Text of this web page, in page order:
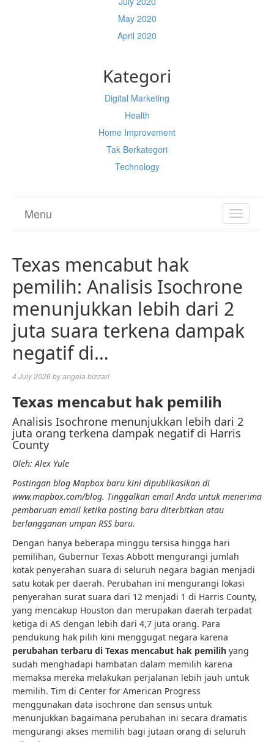
May 2020
April 2020
Kategori
Digital Marketing
Health
Home Improvement
Tak Berkategori
Technology
TOGGLE
Menu
Texas mencabut hak
pemilih: Analisis Isochrone
menunjukkan lebih dari 2
juta suara terkena dampak
negatif di…
4 July 2026byangela bizzari
Texas mencabut hak pemilih
Analisis Isochrone menunjukkan lebih dari 2
juta orang terkena dampak negatif di Harris
County
Oleh:Alex Yule
Postingan blog Mapbox baru kini dipublikasikan di
www.mapbox.com/blog. Tinggalkan email Anda untuk menerima
pembaruan email ketika posting baru diterbitkan atau
berlangganan umpan RSS baru.
Dengan hanya beberapa minggu tersisa hingga hari
pemilihan, Gubernur Texas Abbott mengurangi jumlah
kotak penyerahan suara di seluruh negara bagian menjadi
satu kotak per daerah. Perubahan ini mengurangi lokasi
penyerahan surat suara dari 12 menjadi 1 di Harris County,
yang mencakup Houston dan merupakan daerah terpadat
ketiga di AS dengan lebih dari 4,7 juta orang. Para
pendukung hak pilih kini menggugat negara karena
perubahan terbaru di Texas mencabut hak pemilih yang
sudah menghadapi hambatan dalam memilih karena
memaksa mereka melakukan perjalanan lebih jauh untuk
memilih. Tim di Center for American Progress
menggunakan data isochrone dan sensus untuk
menunjukkan bagaimana perubahan ini secara dramatis
mengurangi akses memilih bagi jutaan orang di seluruh